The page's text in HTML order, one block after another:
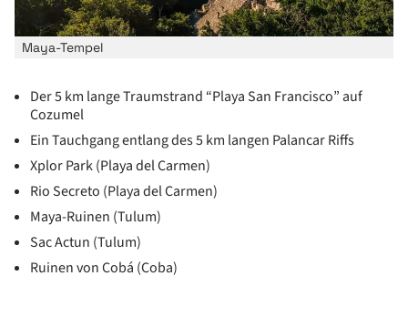
Maya-Tempel
Der 5 km lange Traumstrand “Playa San Francisco” auf
Cozumel
Ein Tauchgang entlang des 5 km langen Palancar Riffs
Xplor Park (Playa del Carmen)
Rio Secreto (Playa del Carmen)
Maya-Ruinen (Tulum)
Sac Actun (Tulum)
Ruinen von Cobá (Coba)